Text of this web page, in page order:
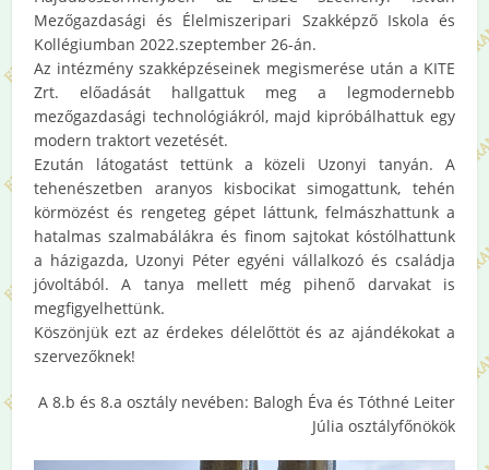
Mezőgazdasági és Élelmiszeripari Szakképző Iskola és
Kollégiumban 2022.szeptember 26-án.
Az intézmény szakképzéseinek megismerése után a KITE
Zrt. előadását hallgattuk meg a legmodernebb
mezőgazdasági technológiákról, majd kipróbálhattuk egy
modern traktort vezetését.
Ezután látogatást tettünk a közeli Uzonyi tanyán. A
tehenészetben aranyos kisbocikat simogattunk, tehén
körmözést és rengeteg gépet láttunk, felmászhattunk a
hatalmas szalmabálákra és finom sajtokat kóstólhattunk
a házigazda, Uzonyi Péter egyéni vállalkozó és családja
jóvoltából. A tanya mellett még pihenő darvakat is
megfigyelhettünk.
Köszönjük ezt az érdekes délelőttöt és az ajándékokat a
szervezőknek!
A 8.b és 8.a osztály nevében: Balogh Éva és Tóthné Leiter
Júlia osztályfőnökök